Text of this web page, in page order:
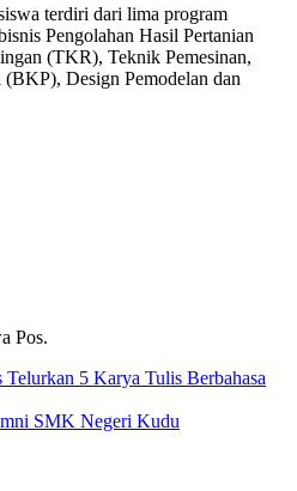
terdiri dari lima program
Pengolahan Hasil Pertanian
(TKR), Teknik Pemesinan,
Design Pemodelan dan
Pos.
5 Karya Tulis Berbahasa
SMK Negeri Kudu